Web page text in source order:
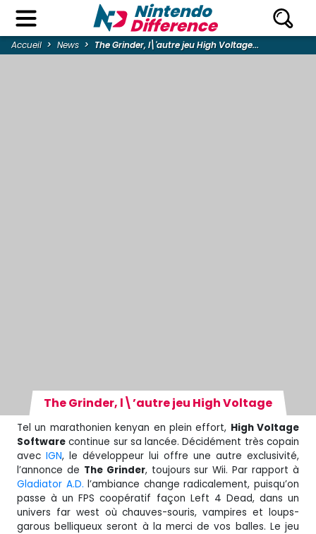
Accueil News The Grinder, l\'autre jeu High Voltage...
The Grinder, l\’autre jeu High Voltage
Tel un marathonien kenyan en plein effort, High Voltage
Software continue sur sa lancée. Décidément très copain
avec IGN, le développeur lui offre une autre exclusivité,
l’annonce de The Grinder, toujours sur Wii. Par rapport à
Gladiator A.D. l’ambiance change radicalement, puisqu’on
passe à un FPS coopératif façon Left 4 Dead, dans un
univers far west où chauves-souris, vampires et loups-
garous belliqueux seront à la merci de vos balles. Le jeu